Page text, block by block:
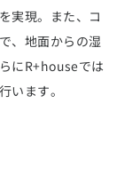
実現。また、コ
、地面からの湿
にR+houseでは
います。